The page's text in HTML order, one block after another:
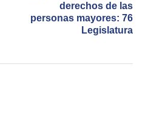
derechos de las
personas mayores: 76
Legislatura